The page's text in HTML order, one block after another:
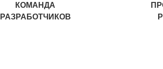
КОМАНДА
РАЗРАБОТЧИКОВ